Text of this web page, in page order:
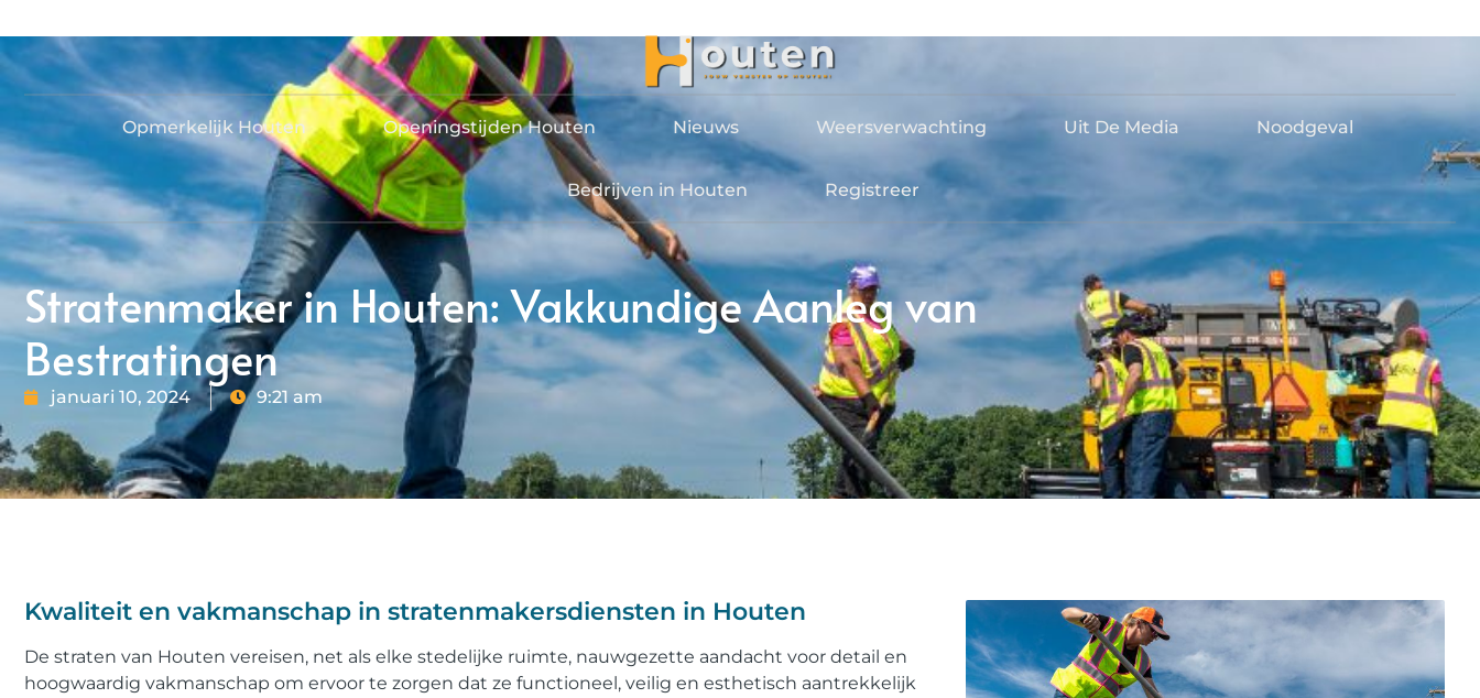
Opmerkelijk Houten Openingstijden Houten Nieuws Weersverwachting Uit De Media Noodgeval
Bedrijven in Houten Registreer
Stratenmaker in Houten: Vakkundige Aanleg van
Bestratingen
januari 10, 2024 9:21 am
Kwaliteit en vakmanschap in stratenmakersdiensten in Houten
De straten van Houten vereisen, net als elke stedelijke ruimte, nauwgezette aandacht voor detail en
hoogwaardig vakmanschap om ervoor te zorgen dat ze functioneel, veilig en esthetisch aantrekkelijk